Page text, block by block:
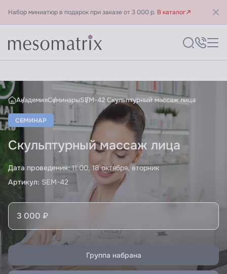
Набор миниатюр в подарок при заказе от 3 000 р. В каталог
Скульптурный массаж
АкадемияСеминарыSEM-42 Скульптурный массаж лица
СЕМИНАР
Скульптурный массаж лица
Дата проведения:11:00, 18 октября, вторник
Артикул: SEM-42
3 000 ₽
Группа набрана